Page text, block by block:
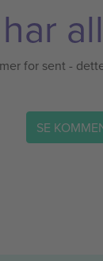
for sent -
SE